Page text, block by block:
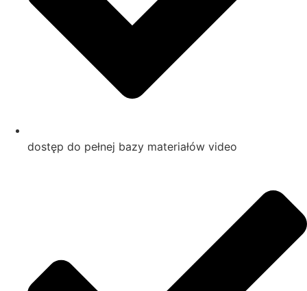
dostęp do pełnej bazy materiałów video